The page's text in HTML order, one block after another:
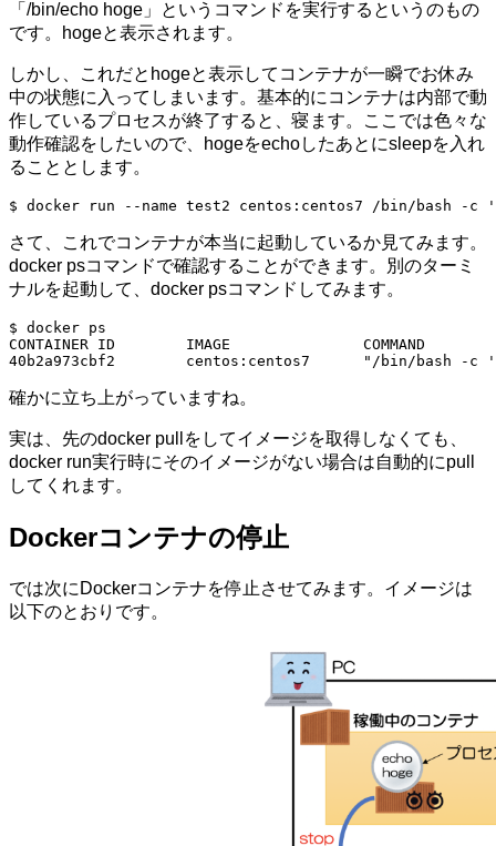
「/bin/echo hoge」というコマンドを実行するというのもの
です。hogeと表示されます。
しかし、これだとhogeと表示してコンテナが一瞬でお休み
中の状態に入ってしまいます。基本的にコンテナは内部で動
作しているプロセスが終了すると、寝ます。ここでは色々な
動作確認をしたいので、hogeをechoしたあとにsleepを入れ
ることとします。
$ docker run --name test2 centos:centos7 /bin/bash -c
さて、これでコンテナが本当に起動しているか見てみます。
docker psコマンドで確認することができます。別のターミ
ナルを起動して、docker psコマンドしてみます。
$ docker ps
CONTAINER ID        IMAGE               COMMAND
40b2a973cbf2        centos:centos7      "/bin/
確かに立ち上がっていますね。
実は、先のdocker pullをしてイメージを取得しなくても、
docker run実行時にそのイメージがない場合は自動的にpull
してくれます。
Dockerコンテナの停止
では次にDockerコンテナを停止させてみます。イメージは
以下のとおりです。